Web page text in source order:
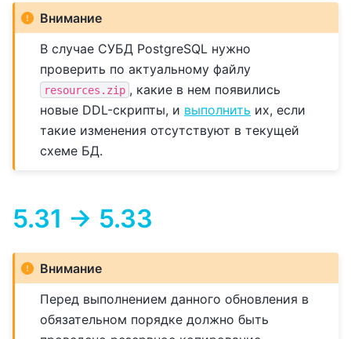
Внимание
В случае СУБД PostgreSQL нужно
проверить по актуальному файлу
resources.zip , какие в нем появились
новые DDL-скрипты, и выполнить их, если
такие изменения отсутствуют в текущей
схеме БД.
5.31 -> 5.33
Внимание
Перед выполнением данного обновления в
обязательном порядке должно быть